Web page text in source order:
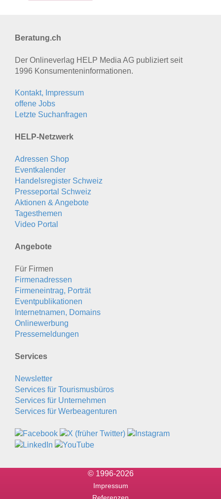
Beratung.ch
Der Onlineverlag HELP Media AG publiziert seit
1996 Konsumenten­informationen.
Kontakt, Impressum
offene Jobs
Letzte Suchanfragen
HELP-Netzwerk
Adressen Shop
Eventkalender
Handelsregister Schweiz
Presseportal Schweiz
Aktionen & Angebote
Tagesthemen
Video Portal
Angebote
Für Firmen
Firmenadressen
Firmeneintrag, Porträt
Eventpublikationen
Internetnamen, Domains
Onlinewerbung
Pressemeldungen
Services
Newsletter
Services für Tourismusbüros
Services für Unternehmen
Services für Werbeagenturen
© 1996-2026
Impressum